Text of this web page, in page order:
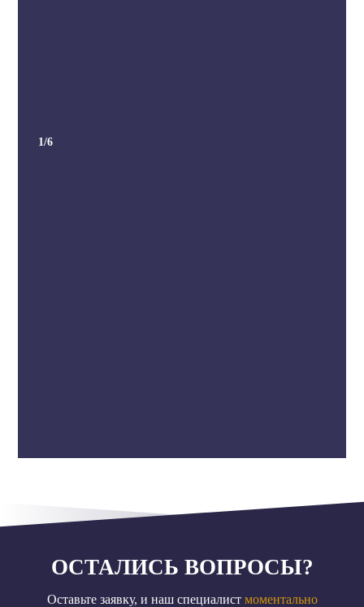
1/6
ОСТАЛИСЬ ВОПРОСЫ?
Оставьте заявку, и наш специалист моментально